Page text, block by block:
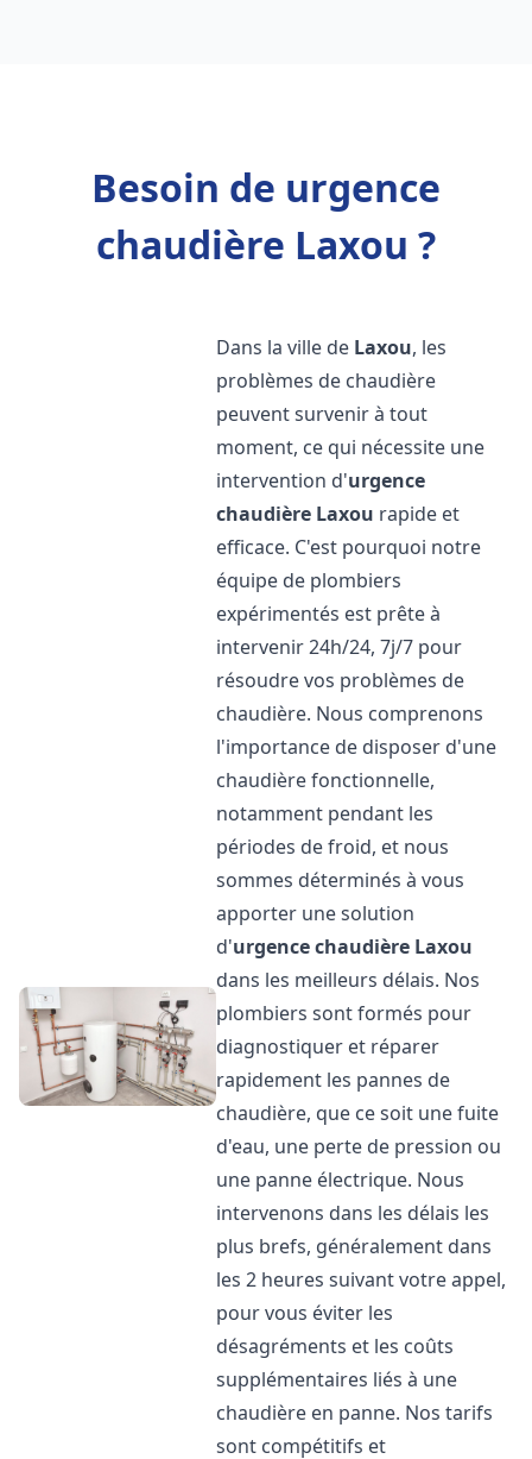
Besoin de urgence
chaudière Laxou ?
Dans la ville de Laxou, les
problèmes de chaudière
peuvent survenir à tout
moment, ce qui nécessite une
intervention d'urgence
chaudière Laxou rapide et
efficace. C'est pourquoi notre
équipe de plombiers
expérimentés est prête à
intervenir 24h/24, 7j/7 pour
résoudre vos problèmes de
chaudière. Nous comprenons
l'importance de disposer d'une
chaudière fonctionnelle,
notamment pendant les
périodes de froid, et nous
sommes déterminés à vous
apporter une solution
d'urgence chaudière Laxou
dans les meilleurs délais. Nos
plombiers sont formés pour
diagnostiquer et réparer
rapidement les pannes de
chaudière, que ce soit une fuite
d'eau, une perte de pression ou
une panne électrique. Nous
intervenons dans les délais les
plus brefs, généralement dans
les 2 heures suivant votre appel,
pour vous éviter les
désagréments et les coûts
supplémentaires liés à une
chaudière en panne. Nos tarifs
sont compétitifs et